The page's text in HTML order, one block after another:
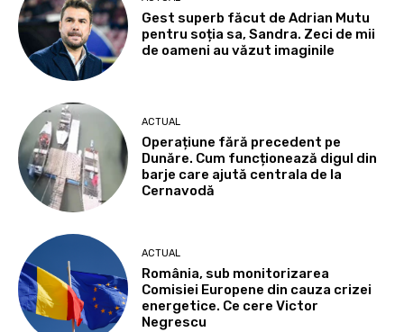
Gest superb făcut de Adrian Mutu
pentru soția sa, Sandra. Zeci de mii
de oameni au văzut imaginile
ACTUAL
Operațiune fără precedent pe
Dunăre. Cum funcționează digul din
barje care ajută centrala de la
Cernavodă
ACTUAL
România, sub monitorizarea
Comisiei Europene din cauza crizei
energetice. Ce cere Victor
Negrescu